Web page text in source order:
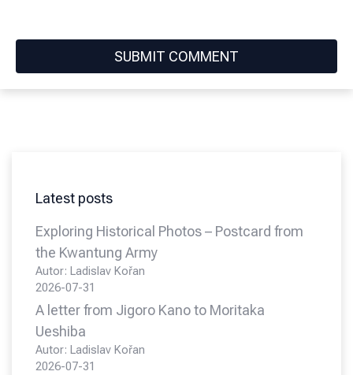
Latest posts
Exploring Historical Photos – Postcard from
the Kwantung Army
Autor: Ladislav Kořan
2026-07-31
A letter from Jigoro Kano to Moritaka
Ueshiba
Autor: Ladislav Kořan
2026-07-31